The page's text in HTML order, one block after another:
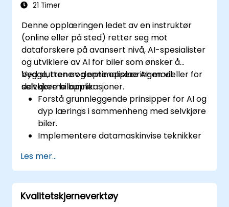
21 Timer
Denne opplæringen ledet av en instruktør
(online eller på sted) retter seg mot
dataforskere på avansert nivå, AI-spesialister
og utviklere av AI for biler som ønsker å
bygge, trene og optimalisere AI-modeller for
selvkjøre bilapplikasjoner.
Ved slutten av denne opplæringen vil
deltakerne kunne:
Forstå grunnleggende prinsipper for AI og
dyp lærings i sammenheng med selvkjøre
biler.
Implementere datamaskinvise teknikker
sporfølging.
Bruke forsterkning lærings for
beslutningsprosesser i selvkjøre
systemer.
Les mer...
Kvalitetskjerneverktøy